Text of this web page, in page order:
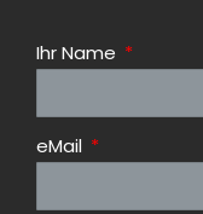
Ihr Name
eMail